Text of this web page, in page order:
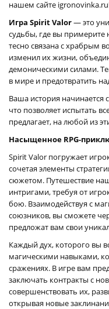
нашем сайте
Игра Spirit Valor— это
судьбы, где вы примерите
тесно связана с храбрым
изменил их жизни,
демоническими силами.
в мире и предотвратить
Ваша история начинается
что позволяет испытать
предлагает, на любой из
Насыщенное RPG-
Spirit Valor погружает
сочетая элементы
сюжетом. Путешествие
интригами, требуя от
бою. Взаимодействуя с
союзников, вы сможете
предложат вам свои
Каждый дух, которого вы
магическими навыками,
сражениях. В игре вам
заключать контракты с
совершенствовать их,
открывая новые